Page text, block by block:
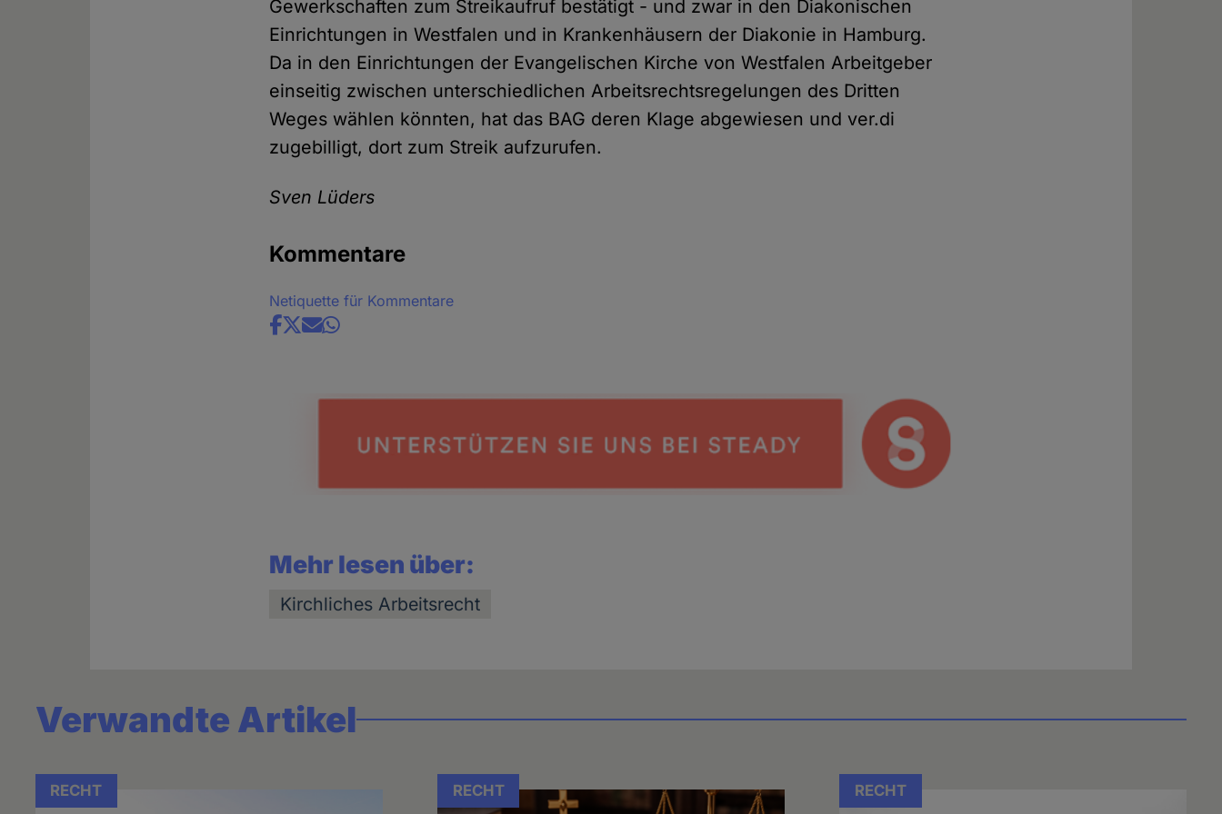
Gewerkschaften zum Streikaufruf bestätigt - und zwar in den Diakonischen
Einrichtungen in Westfalen und in Krankenhäusern der Diakonie in Hamburg.
Da in den Einrichtungen der Evangelischen Kirche von Westfalen Arbeitgeber
einseitig zwischen unterschiedlichen Arbeitsrechtsregelungen des Dritten
Weges wählen könnten, hat das BAG deren Klage abgewiesen und ver.di
zugebilligt, dort zum Streik aufzurufen.
Sven Lüders
Kommentare
Netiquette für Kommentare
Share
Mehr lesen über:
Kirchliches Arbeitsrecht
Verwandte Artikel
RECHT RECHT RECHT